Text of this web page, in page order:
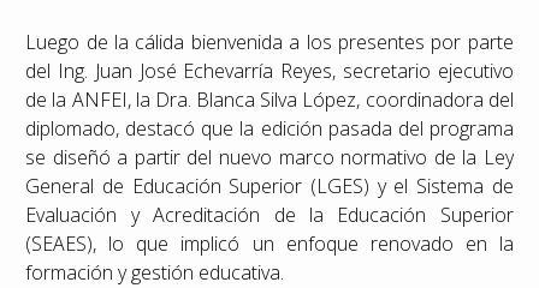
Luego de la cálida bienvenida a los presentes por parte
del Ing. Juan José Echevarría Reyes, secretario ejecutivo
de la ANFEI, la Dra. Blanca Silva López, coordinadora del
diplomado, destacó que la edición pasada del programa
se diseñó a partir del nuevo marco normativo de la Ley
General de Educación Superior (LGES) y el Sistema de
Evaluación y Acreditación de la Educación Superior
(SEAES), lo que implicó un enfoque renovado en la
formación y gestión educativa.